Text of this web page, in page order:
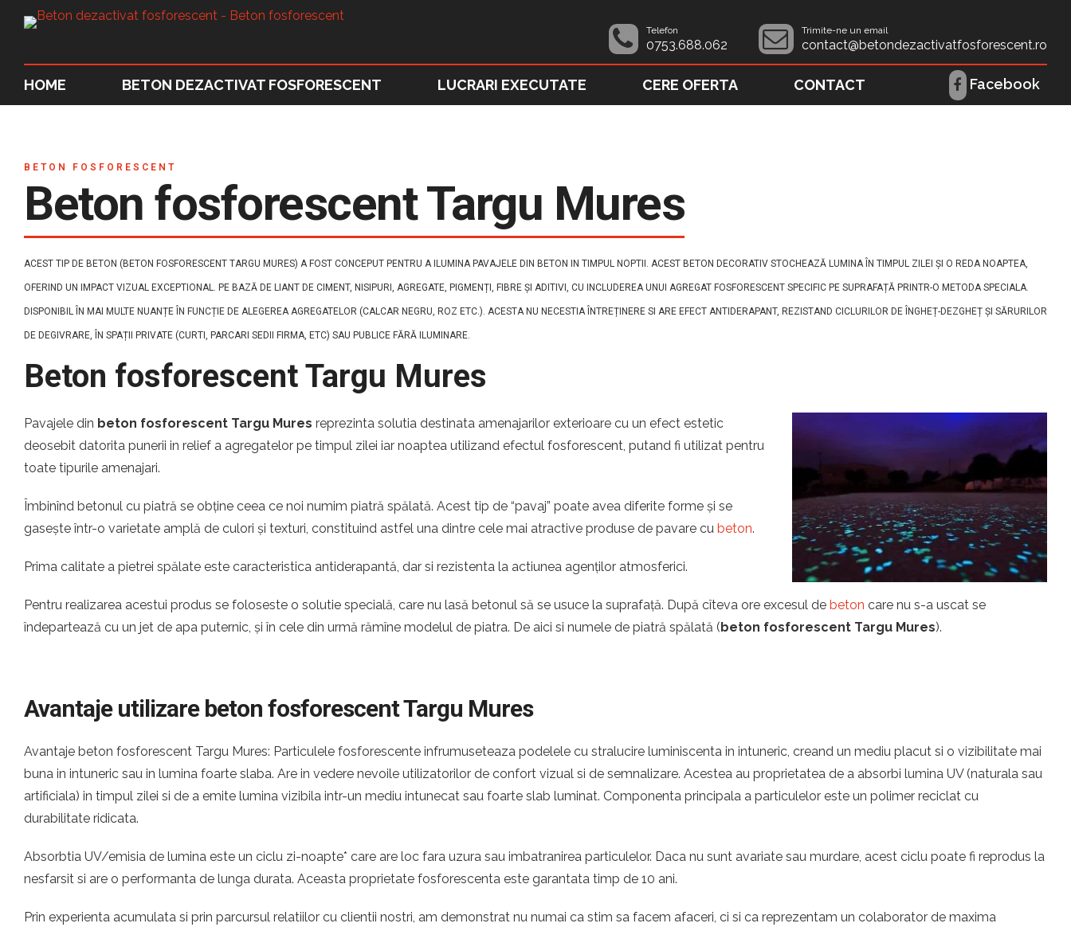
Telefon
0753.688.062
Trimite-ne un email
contact@betondezactivatfosforescent.ro
Facebook
HOME BETON DEZACTIVAT FOSFORESCENT LUCRARI EXECUTATE CERE OFERTA CONTACT
BETON FOSFORESCENT
Beton fosforescent Targu Mures
ACEST TIP DE BETON (BETON FOSFORESCENT TARGU MURES) A FOST CONCEPUT PENTRU A ILUMINA PAVAJELE DIN BETON IN TIMPUL NOPTII. ACEST BETON DECORATIV STOCHEAZĂ LUMINA ÎN TIMPUL ZILEI ȘI O REDA NOAPTEA,
OFERIND UN IMPACT VIZUAL EXCEPTIONAL. PE BAZĂ DE LIANT DE CIMENT, NISIPURI, AGREGATE, PIGMENȚI, FIBRE ȘI ADITIVI, CU INCLUDEREA UNUI AGREGAT FOSFORESCENT SPECIFIC PE SUPRAFAȚĂ PRINTR-O METODA SPECIALA.
DISPONIBIL ÎN MAI MULTE NUANȚE ÎN FUNCȚIE DE ALEGEREA AGREGATELOR (CALCAR NEGRU, ROZ ETC.). ACESTA NU NECESTIA ÎNTREȚINERE SI ARE EFECT ANTIDERAPANT, REZISTAND CICLURILOR DE ÎNGHEȚ-DEZGHEȚ ȘI SĂRURILOR
DE DEGIVRARE, ÎN SPAȚII PRIVATE (CURTI, PARCARI SEDII FIRMA, ETC) SAU PUBLICE FĂRĂ ILUMINARE.
Beton fosforescent Targu Mures
Pavajele din beton fosforescent Targu Mures reprezinta solutia destinata amenajarilor exterioare cu un efect estetic
deosebit datorita punerii in relief a agregatelor pe timpul zilei iar noaptea utilizand efectul fosforescent, putand fi utilizat pentru
toate tipurile amenajari.
Îmbinînd betonul cu piatră se obține ceea ce noi numim piatră spălată. Acest tip de “pavaj” poate avea diferite forme și se
gasește într-o varietate amplă de culori și texturi, constituind astfel una dintre cele mai atractive produse de pavare cu beton.
Prima calitate a pietrei spălate este caracteristica antiderapantă, dar si rezistenta la actiunea agenților atmosferici.
Pentru realizarea acestui produs se foloseste o solutie specială, care nu lasă betonul să se usuce la suprafață. După cîteva ore excesul de beton care nu s-a uscat se
îndepartează cu un jet de apa puternic, și în cele din urmă rămîne modelul de piatra. De aici si numele de piatră spălată (beton fosforescent Targu Mures).
Avantaje utilizare beton fosforescent Targu Mures
Avantaje beton fosforescent Targu Mures: Particulele fosforescente infrumuseteaza podelele cu stralucire luminiscenta in intuneric, creand un mediu placut si o vizibilitate mai
buna in intuneric sau in lumina foarte slaba. Are in vedere nevoile utilizatorilor de confort vizual si de semnalizare. Acestea au proprietatea de a absorbi lumina UV (naturala sau
artificiala) in timpul zilei si de a emite lumina vizibila intr-un mediu intunecat sau foarte slab luminat. Componenta principala a particulelor este un polimer reciclat cu
durabilitate ridicata.
Absorbtia UV/emisia de lumina este un ciclu zi-noapte* care are loc fara uzura sau imbatranirea particulelor. Daca nu sunt avariate sau murdare, acest ciclu poate fi reprodus la
nesfarsit si are o performanta de lunga durata. Aceasta proprietate fosforescenta este garantata timp de 10 ani.
Prin experienta acumulata si prin parcursul relatiilor cu clientii nostri, am demonstrat nu numai ca stim sa facem afaceri, ci si ca reprezentam un colaborator de maxima